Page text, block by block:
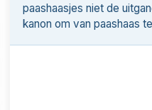
paashaasjes niet de
kanon om van paashaas